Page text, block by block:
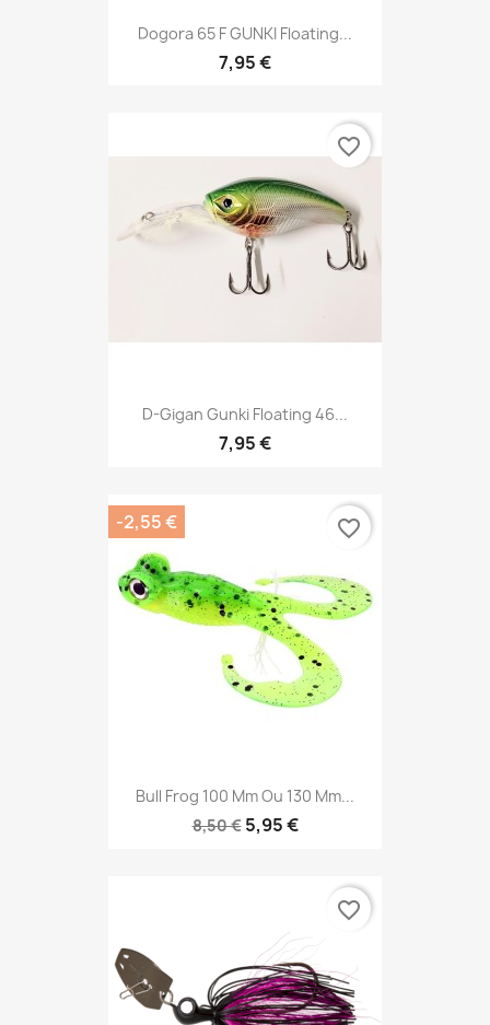
Dogora 65 F GUNKI Floating...
7,95 €
D-Gigan Gunki Floating 46...
7,95 €
favorite_border
Bull Frog 100 Mm Ou 130 Mm...
8,50 € 5,95 €
-2,55 € favorite_border
favorite_border